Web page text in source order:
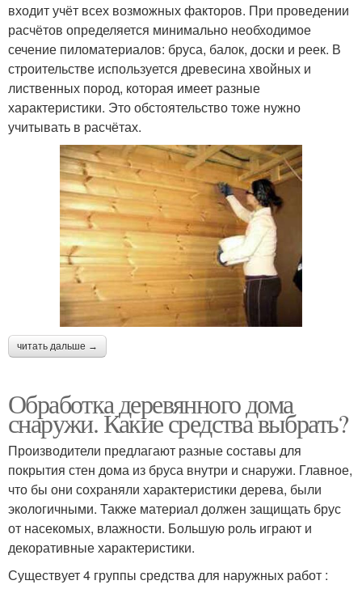
входит учёт всех возможных факторов. При проведении
расчётов определяется минимально необходимое
сечение пиломатериалов: бруса, балок, доски и реек. В
строительстве используется древесина хвойных и
лиственных пород, которая имеет разные
характеристики. Это обстоятельство тоже нужно
учитывать в расчётах.
читать дальше →
Обработка деревянного дома
снаружи. Какие средства выбрать?
Производители предлагают разные составы для
покрытия стен дома из бруса внутри и снаружи. Главное,
что бы они сохраняли характеристики дерева, были
экологичными. Также материал должен защищать брус
от насекомых, влажности. Большую роль играют и
декоративные характеристики.
Существует 4 группы средства для наружных работ :